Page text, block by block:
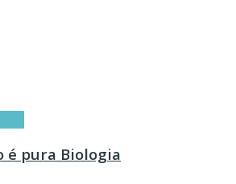
é pura Biologia